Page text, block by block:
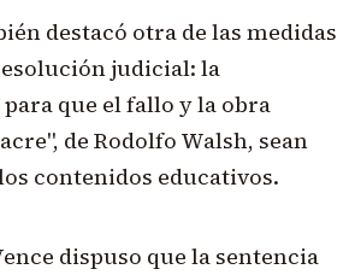
destacó otra de las medidas
judicial: la
que el fallo y la obra
de Rodolfo Walsh, sean
contenidos educativos.
dispuso que la sentencia